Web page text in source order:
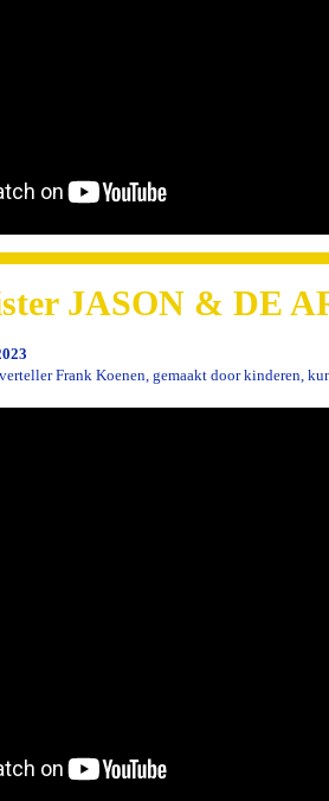
JASON & DE
Frank Koenen, gemaakt door kinderen,